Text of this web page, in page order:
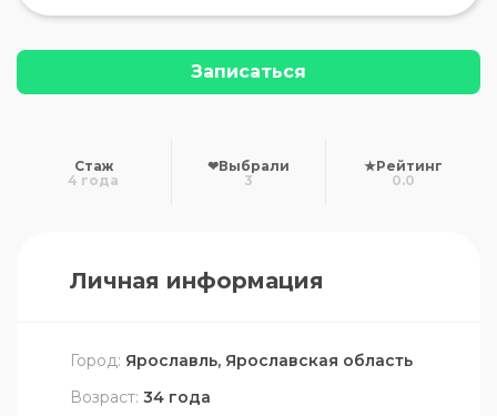
Записаться
Стаж
4 года
❤Выбрали
3
★Рейтинг
0.0
Личная информация
Город: Ярославль, Ярославская область
Возраст: 34 года